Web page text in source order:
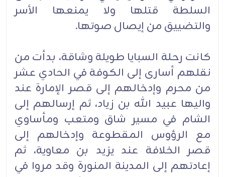
السلطة قتلها ولا يمنعها الأسر
والتضييق من إيصال صوتها.
كانت رحلة السبايا طويلة وشاقة، بدأت من
نقلهم أسارى إلى الكوفة في الحادي عشر
من محرم وإدخالهم إلى قصر الإمارة عند
واليها عبيد الله بن زياد، ثم إرسالهم إلى
الشام في مسير شاق ومتعب ومأساوي
مع الرؤوس المقطوعة وإدخالهم إلى
قصر الخلافة عند يزيد بن معاوية، ثم
إعادتهم إلى المدينة المنورة وقد مروا في